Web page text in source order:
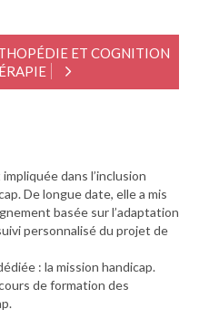
ET COGNITION
dans l’inclusion
De longue date, elle a mis
basée sur l’adaptation
personnalisé du projet de
: la mission handicap.
de formation des